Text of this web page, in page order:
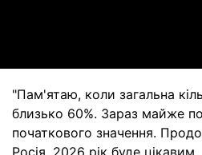
"Пам'ятаю, коли загальна
близько 60%. Зараз майже
початкового значення.
Росія, 2026 рік буде